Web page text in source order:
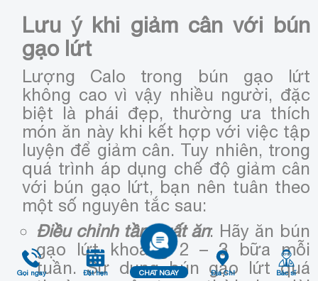
Lưu ý khi giảm cân với bún
gạo lứt
Lượng Calo trong bún gạo lứt
không cao vì vậy nhiều người, đặc
biệt là phái đẹp, thường ưa thích
món ăn này khi kết hợp với việc tập
luyện để giảm cân. Tuy nhiên, trong
quá trình áp dụng chế độ giảm cân
với bún gạo lứt, bạn nên tuân theo
một số nguyên tắc sau:
Điều chỉnh tần suất ăn: Hãy ăn bún
gạo lứt khoảng 2 – 3 bữa mỗi
tuần. Sử dụng bún gạo lứt quá
Gọi ngay Đặt hẹn CHAT NGAY Địa Chỉ Bác sĩ